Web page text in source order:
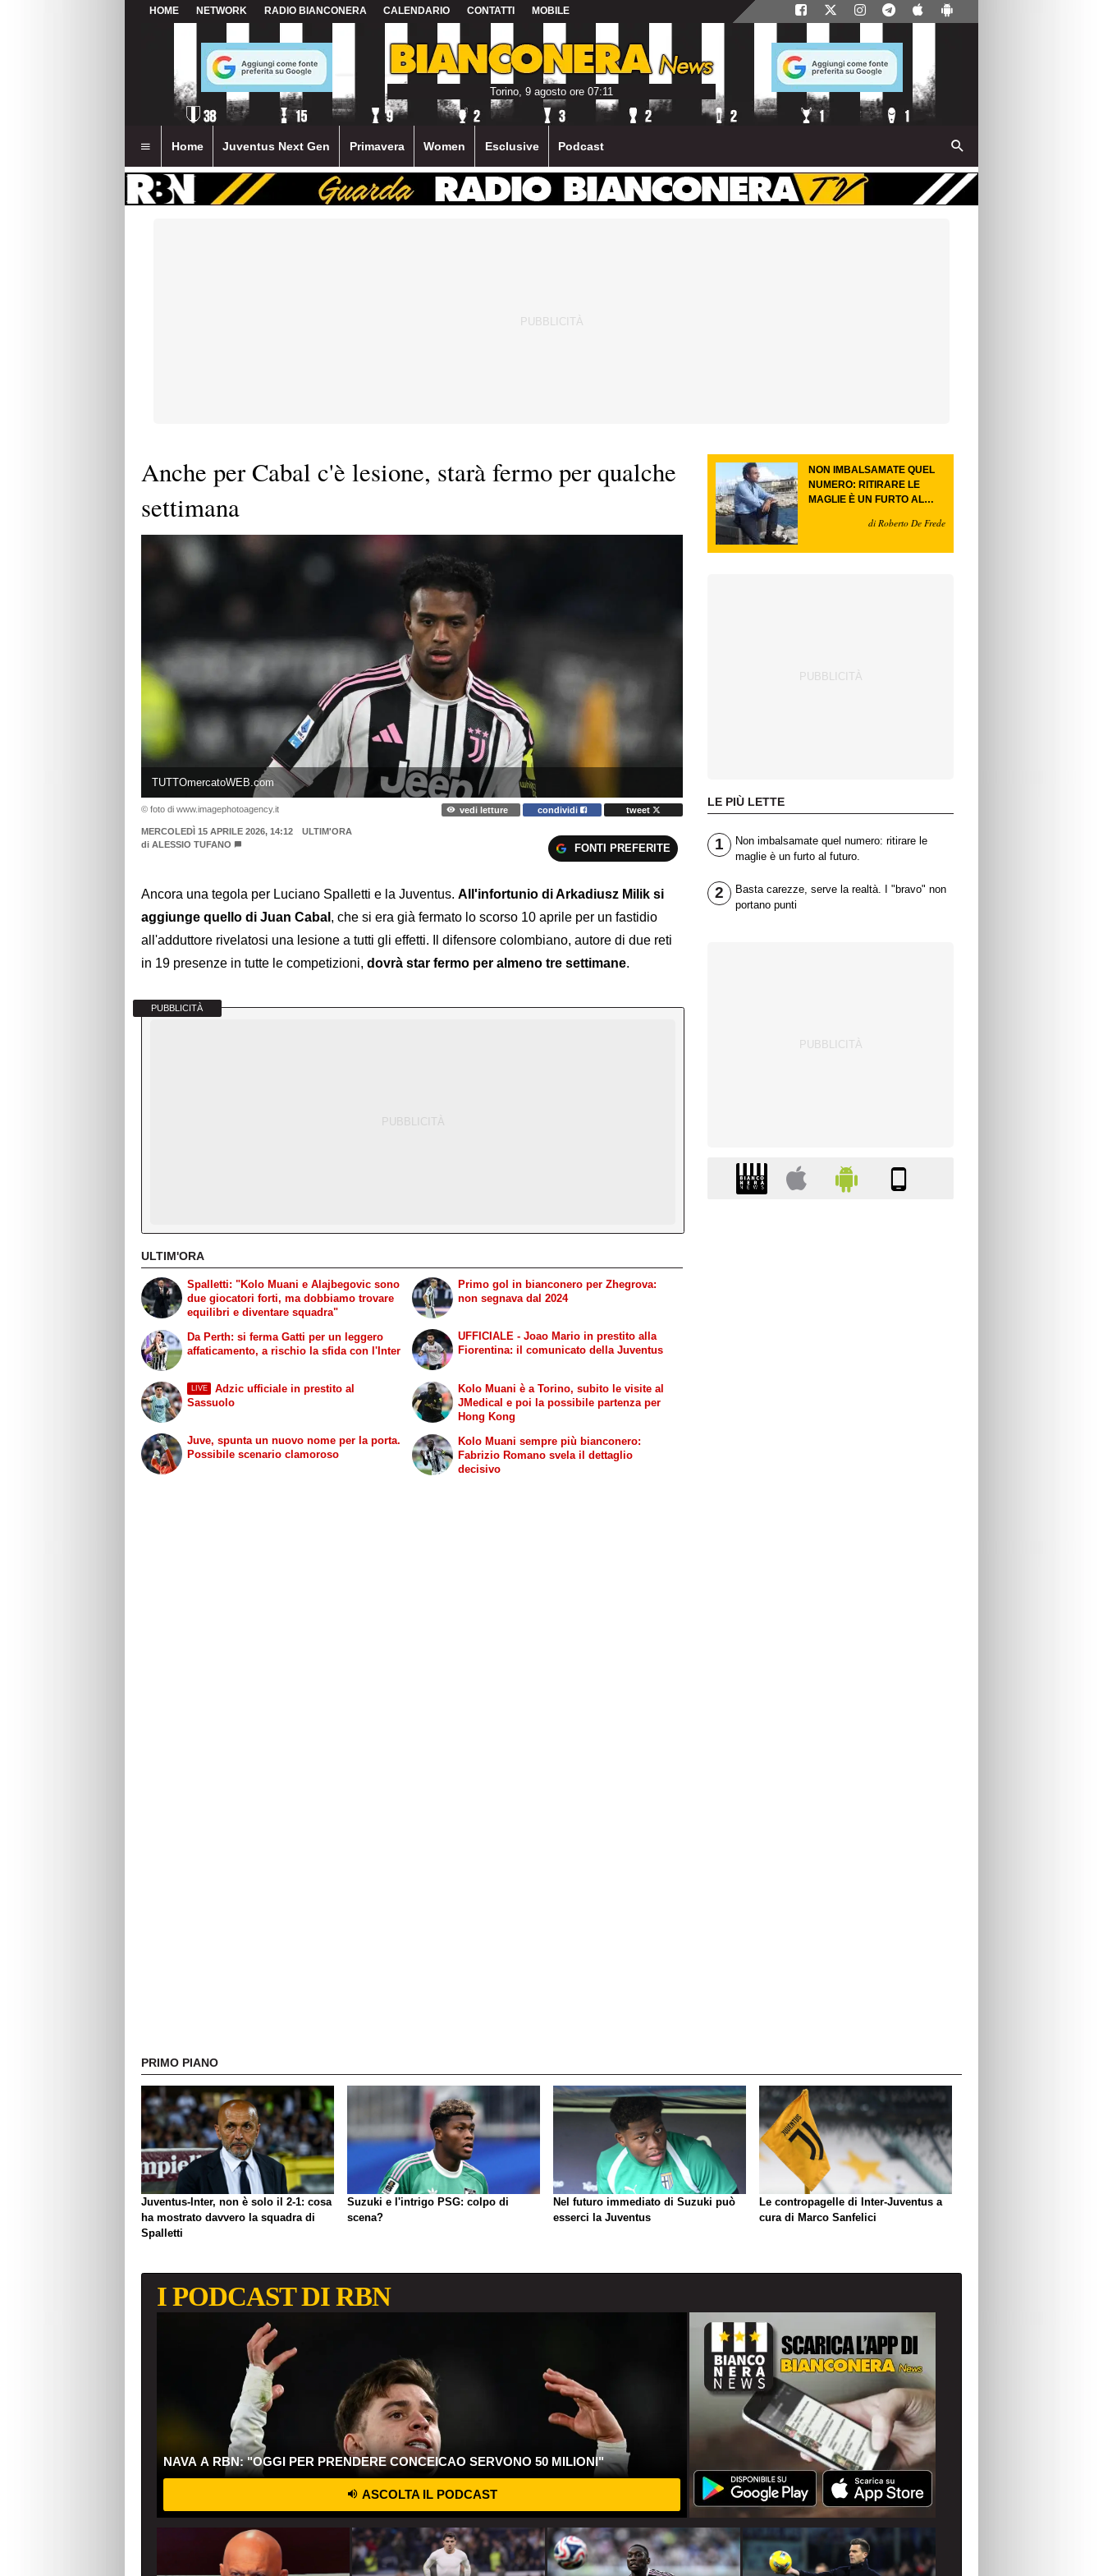
HOME NETWORK RADIO BIANCONERA CALENDARIO CONTATTI MOBILE
Torino, 9 agosto ore 07:11
Home Juventus Next Gen Primavera Women Esclusive Podcast
Anche per Cabal c'è lesione, starà fermo per qualche
settimana
TUTTOmercatoWEB.com
© foto di www.imagephotoagency.it vedi letture condividi tweet
MERCOLEDÌ 15 APRILE 2026, 14:12
ULTIM'ORA
di ALESSIO TUFANO FONTI PREFERITE
Ancora una tegola per Luciano Spalletti e la Juventus. All'infortunio di Arkadiusz Milik si
aggiunge quello di Juan Cabal , che si era già fermato lo scorso 10 aprile per un fastidio
all'adduttore rivelatosi una lesione a tutti gli effetti. Il difensore colombiano, autore di due reti
in 19 presenze in tutte le competizioni, dovrà star fermo per almeno tre settimane.
PUBBLICITÀ
ULTIM'ORA
Spalletti: "Kolo Muani e Alajbegovic sono
due giocatori forti, ma dobbiamo trovare
equilibri e diventare squadra"
Da Perth: si ferma Gatti per un leggero
affaticamento, a rischio la sfida con l'Inter
Primo gol in bianconero per Zhegrova:
non segnava dal 2024
UFFICIALE - Joao Mario in prestito alla
Fiorentina: il comunicato della Juventus
LIVE
Adzic ufficiale in prestito al
Sassuolo
Juve, spunta un nuovo nome per la porta.
Possibile scenario clamoroso
Kolo Muani è a Torino, subito le visite al
JMedical e poi la possibile partenza per
Hong Kong
Kolo Muani sempre più bianconero:
Fabrizio Romano svela il dettaglio
decisivo
NON IMBALSAMATE QUEL
NUMERO: RITIRARE LE
MAGLIE È UN FURTO AL
di Roberto De Frede
LE PIÙ LETTE
1
Non imbalsamate quel numero: ritirare le
maglie è un furto al futuro.
2
Basta carezze, serve la realtà. I "bravo" non
portano punti
PRIMO PIANO
Juventus-Inter, non è solo il 2-1: cosa
ha mostrato davvero la squadra di
Spalletti
Suzuki e l'intrigo PSG: colpo di
scena?
Nel futuro immediato di Suzuki può
esserci la Juventus
Le contropagelle di Inter-Juventus a
cura di Marco Sanfelici
I PODCAST DI RBN
NAVA A RBN: "OGGI PER PRENDERE CONCEICAO SERVONO 50 MILIONI"
ASCOLTA IL PODCAST